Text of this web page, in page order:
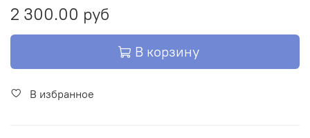
2 300.00 руб
В корзину
В избранное